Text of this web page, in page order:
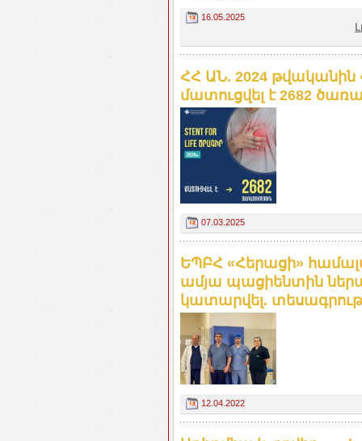
16.05.2025
ՀՀ ԱՆ. 2024 թվականին
մատուցվել է 2682
07.03.2025
ԵՊԲՀ «Հերացի»
ամյա պացիենտին
կատարվել.
12.04.2022